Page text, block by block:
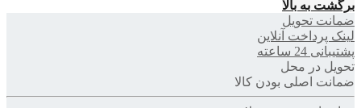
برگشت به بالا
ضمانت تحویل
لینک پرداخت آنلاین
پشتیبانی 24 ساعته
تحویل در محل
ضمانت اصلی بودن کالا